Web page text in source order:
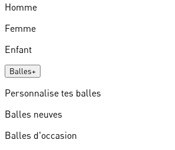
Homme
Femme
Enfant
Balles+
Personnalise tes balles
Balles neuves
Balles d'occasion